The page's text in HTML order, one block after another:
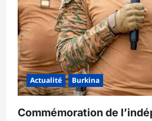
Actualité Burkina
Commémoration de